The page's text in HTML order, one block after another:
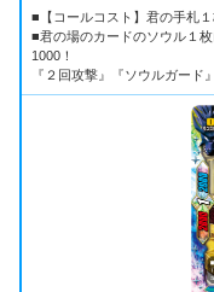
■【コールコスト】君の手札
■君の場のカードのソウル１
1000！
『２回攻撃』『ソウルガード』